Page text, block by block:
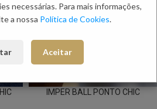
IMPER BALL PONTO CHIC
necessárias. Para mais informações,
a nossa Política de Cookies.
Aceitar